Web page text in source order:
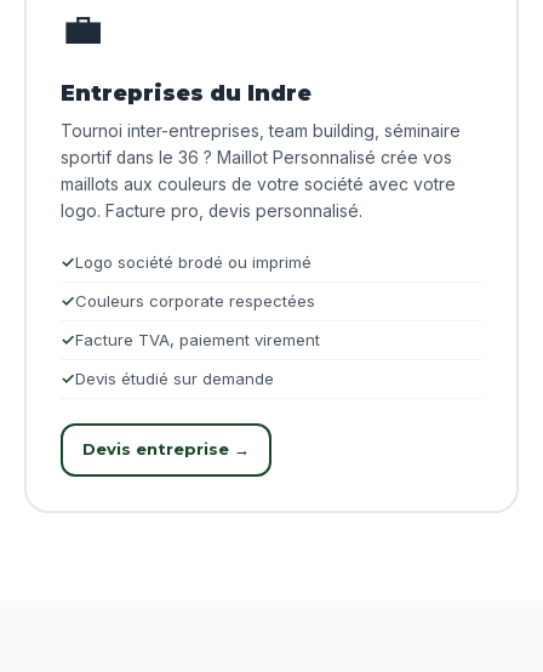
💼
Entreprises du Indre
Tournoi inter-entreprises, team building, séminaire
sportif dans le 36 ? Maillot Personnalisé crée vos
maillots aux couleurs de votre société avec votre
logo. Facture pro, devis personnalisé.
Logo société brodé ou imprimé
Couleurs corporate respectées
Facture TVA, paiement virement
Devis étudié sur demande
Devis entreprise →